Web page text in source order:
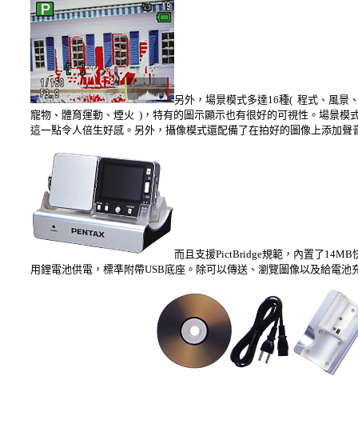
另外，場景模式多達16種( 程式、風景
寵物、體育運動、煙火 )，特有的圖示顯示也有很好的可視性。場景
這一點令人倍生好感。另外，攝像模式還配備了在拍好的圖像上添加
而且支援PictBridge規範，內置了14MB
用鋰電池供電，標準附帶USB底座。除可以傳送、瀏覽圖像以及給電